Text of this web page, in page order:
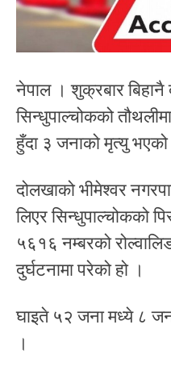
नेपाल । शुक्रबार
सिन्धुपाल्चोकको
हुँदा ३ जनाको मृत्यु
दोलखाको भीमेश्वर
लिएर सिन्धुपाल्चोकको
५६१६ नम्बरको
दुर्घटनामा परेको हो ।
घाइते ५२ जना मध्ये ८
।